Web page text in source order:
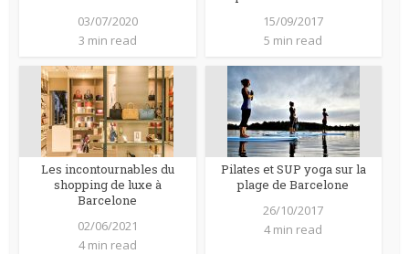
03/07/2020
3 min read
15/09/2017
5 min read
Les incontournables du
shopping de luxe à
Barcelone
02/06/2021
4 min read
Pilates et SUP yoga sur la
plage de Barcelone
26/10/2017
4 min read